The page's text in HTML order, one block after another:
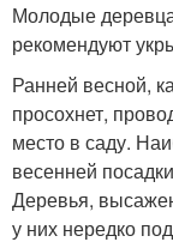
Молодые
рекомендуют
Ранней весной,
просохнет,
место в саду.
весенней
Деревья,
у них нередко